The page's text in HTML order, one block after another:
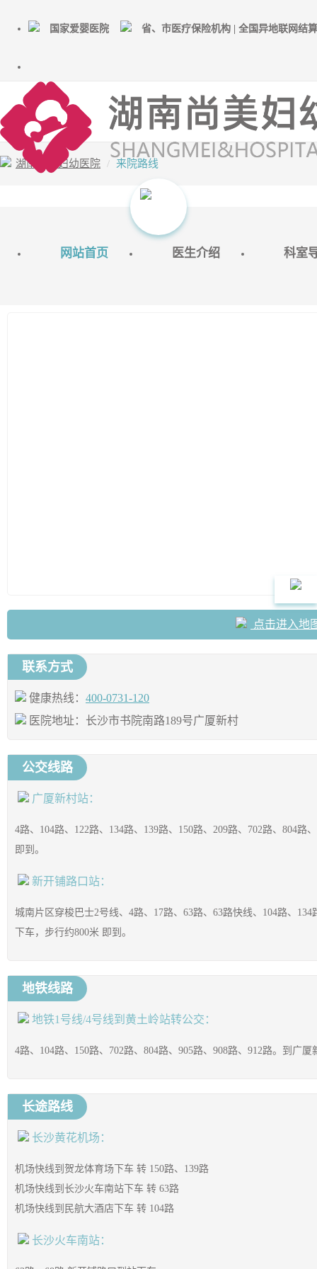
国家爱婴医院 省、市医疗保险机构 | 全国异地联网结
网站首页 医生介绍 科室
湖南尚美妇幼医院 来院路线
点击进入地
联系方式
健康热线： 400-0731-120
医院地址：长沙市书院南路189号广厦新村
公交线路
广厦新村站：
4路、104路、122路、134路、139路、150路、209路、702路、804路
即到。
新开铺路口站：
城南片区穿梭巴士2号线、4路、17路、63路、63路快线、104路、
下车，步行约800米 即到。
地铁线路
地铁1号线/4号线到黄土岭站转公交：
4路、104路、150路、702路、804路、905路、908路、912路。到广
长途路线
长沙黄花机场：
机场快线到贺龙体育场下车 转 150路、139路
机场快线到长沙火车南站下车 转 63路
机场快线到民航大酒店下车 转 104路
长沙火车南站：